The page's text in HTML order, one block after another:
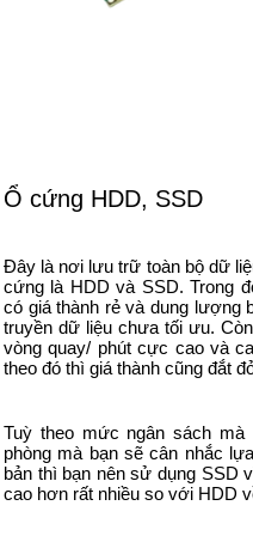
Ổ cứng HDD, SSD
Đây là nơi lưu trữ toàn bộ dữ
cứng là HDD và SSD. Trong
có giá thành rẻ và dung lượng
truyền dữ liệu chưa tối ưu.
vòng quay/ phút cực cao và
theo đó thì giá thành cũng đắt
Tuỳ theo mức ngân sách
phòng mà bạn sẽ cân nhắc
bản thì bạn nên sử dụng SSD
cao hơn rất nhiều so với HDD